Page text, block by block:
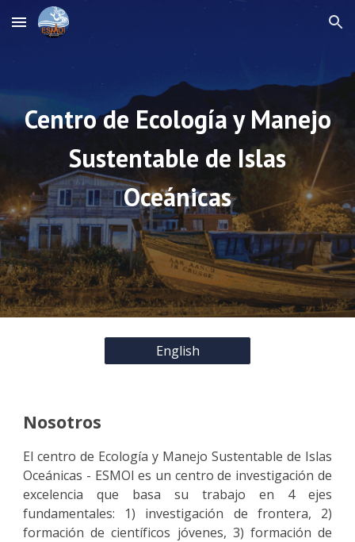
Skip to main content Skip to navigation
Centro de Ecología y Manejo
Sustentable de Islas
Oceánicas
English
Nosotros
El centro de Ecología y Manejo Sustentable de Islas
Oceánicas - ESMOI es un centro de investigación de
excelencia que basa su trabajo en 4 ejes
fundamentales: 1) investigación de frontera, 2)
formación de científicos jóvenes, 3) formación de